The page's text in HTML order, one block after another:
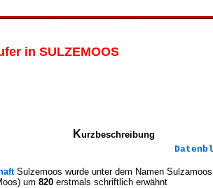
in SULZEMOOS
Kurzbeschreibung
Sulzemoos wurde unter dem Namen
um 820 erstmals schriftlich erwähnt